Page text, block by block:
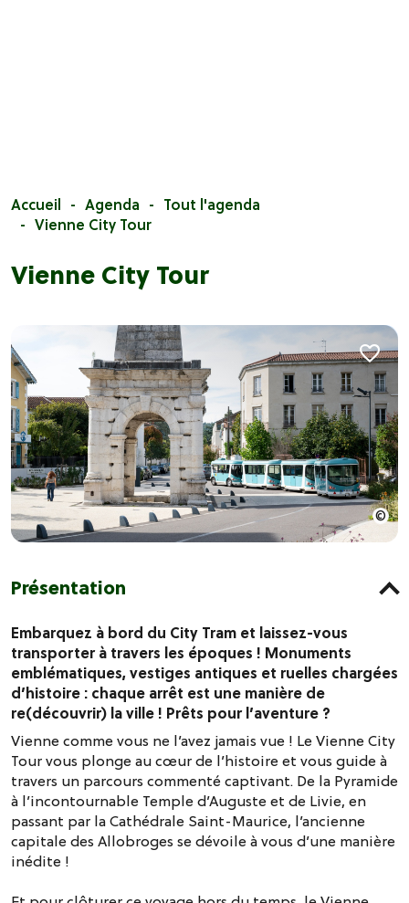
Accueil Agenda
Tout l'agenda
Vienne City Tour
Vienne City Tour
Présentation
Embarquez à bord du City Tram et laissez-vous
transporter à travers les époques ! Monuments
emblématiques, vestiges antiques et ruelles chargées
d’histoire : chaque arrêt est une manière de
re(découvrir) la ville ! Prêts pour l’aventure ?
Vienne comme vous ne l’avez jamais vue ! Le Vienne City
Tour vous plonge au cœur de l’histoire et vous guide à
travers un parcours commenté captivant. De la Pyramide
à l’incontournable Temple d’Auguste et de Livie, en
passant par la Cathédrale Saint-Maurice, l’ancienne
capitale des Allobroges se dévoile à vous d’une manière
inédite !